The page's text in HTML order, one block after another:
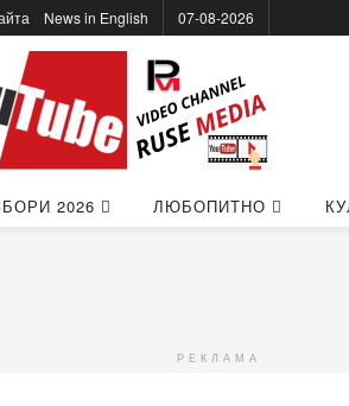
News in Еnglish 07-08-2026
2026 ЛЮБОПИТНО
РЕКЛАМА